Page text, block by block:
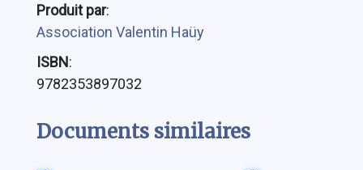
Produit par:
Association Valentin Haüy
ISBN:
9782353897032
Documents similaires